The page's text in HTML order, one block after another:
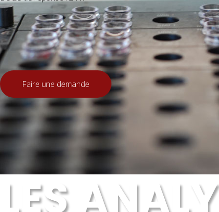
LES
Faire une demande
JEAN BAPTISTE
Cardio Trainer